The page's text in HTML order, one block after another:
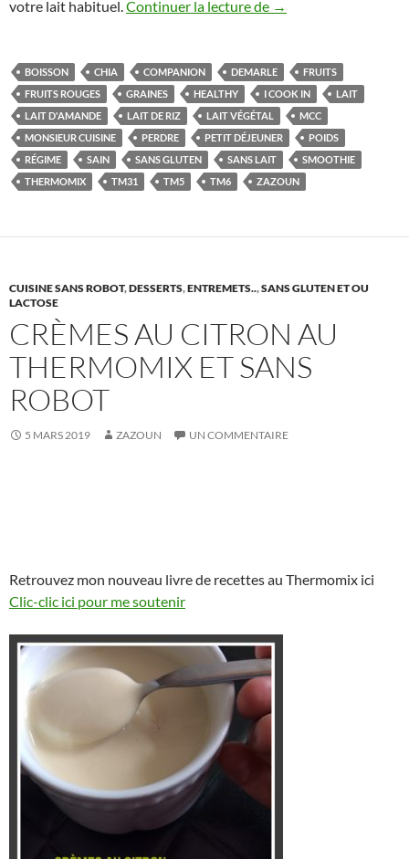
votre lait habituel.Continuer la lecture de Smoothie chia –
→
BOISSON CHIA COMPANION DEMARLE
FRUITS
FRUITS ROUGES
GRAINES HEALTHY I COOK IN
LAIT
LAIT D'AMANDE
LAIT DE RIZ LAIT VÉGÉTAL
MCC
MONSIEUR CUISINE
PERDRE PETIT DÉJEUNER
POIDS
RÉGIME
SAIN SANS GLUTEN SANS LAIT
SMOOTHIE
THERMOMIX
TM31 TM5 TM6 ZAZOUN
CUISINE SANS ROBOT,DESSERTS,ENTREMETS..,SANS GLUTEN ET OU
LACTOSE
CRÈMES AU CITRON AU
THERMOMIX ET SANS
ROBOT
5 MARS 2019 ZAZOUN UN COMMENTAIRE
Retrouvez mon nouveau livre de recettes au Thermomix ici
Clic-clic ici pour me soutenir